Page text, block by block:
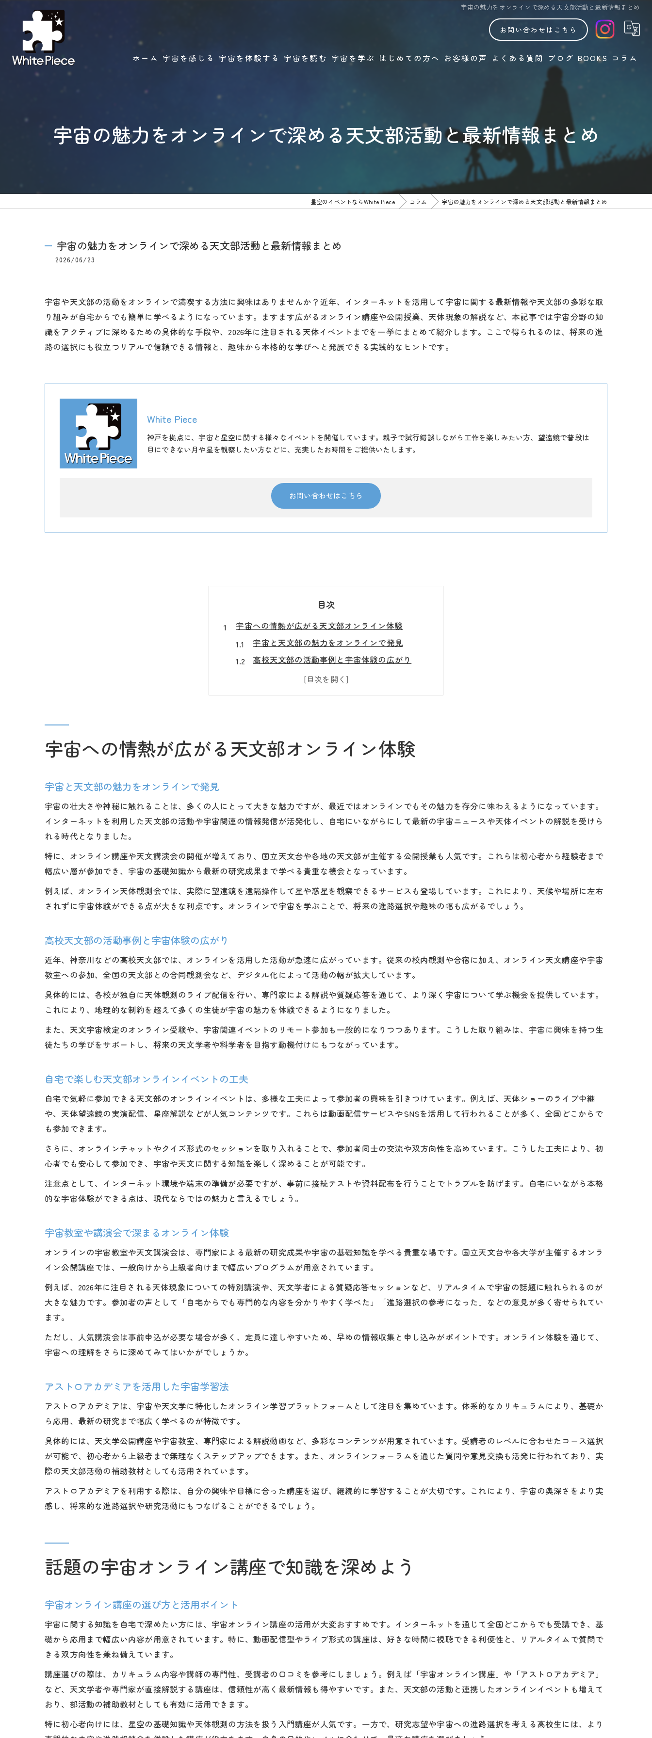
宇宙の魅力をオンラインで深める天文部活動と最新情報まとめ
お問い合わせはこちら
ホーム 宇宙を感じる 宇宙を体験する 宇宙を読む 宇宙を学ぶ はじめての方へ お客様の声 よくある質問 ブログ BOOKS コラム
宇宙の魅力をオンラインで深める天文部活動と最新情報まとめ
星空のイベントならWhite Piece コラム 宇宙の魅力をオンラインで深める天文部活動と最新情報まとめ
宇宙の魅力をオンラインで深める天文部活動と最新情報まとめ
2026/06/23
宇宙や天文部の活動をオンラインで満喫する方法に興味はありませんか？近年、インターネットを活用して宇宙に関する最新情報や天文部の多彩な取
り組みが自宅からでも簡単に学べるようになっています。ますます広がるオンライン講座や公開授業、天体現象の解説など、本記事では宇宙分野の知
識をアクティブに深めるための具体的な手段や、2026年に注目される天体イベントまでを一挙にまとめて紹介します。ここで得られるのは、将来の進
路の選択にも役立つリアルで信頼できる情報と、趣味から本格的な学びへと発展できる実践的なヒントです。
White Piece
神戸を拠点に、宇宙と星空に関する様々なイベントを開催しています。親子で試行錯誤しながら工作を楽しみたい方、望遠鏡で普段は
目にできない月や星を観察したい方などに、充実したお時間をご提供いたします。
お問い合わせはこちら
目次
宇宙への情熱が広がる天文部オンライン体験
宇宙と天文部の魅力をオンラインで発見
高校天文部の活動事例と宇宙体験の広がり
自宅で楽しむ天文部オンラインイベントの工夫
宇宙教室や講演会で深まるオンライン体験
宇宙オンライン講座の選び方と活用ポイント
天文学公開講座で広がる宇宙の知識
宇宙専門家によるアストロアカデミア活用法
自宅で学ぶ天文部の新しい形と宇宙イベント
天文部オンライン活動で宇宙を身近に
宇宙オンライン講座による継続学習のコツ
国立天文台の情報を家庭学習に活用
オンライン天文講座で宇宙を深く知る秘訣
アストロアカデミアの宇宙学習活用術
天文講演会で学ぶ宇宙最新トピック
宇宙オンライン講座と部活動の両立方法
進路選びに役立つ宇宙分野の最新情報まとめ
宇宙分野での進路選択に役立つポイント
高校天文部から宇宙分野へ進む道
公開講座や宇宙教室で未来を設計しよう
2026年話題の宇宙現象を事前にチェック
家庭で見たい天体イベントの楽しみ方
オンライン講座で宇宙現象を解説する方法
天文部活動と連動した観測計画の立て方
宇宙への情熱が広がる天文部オンライン体験
宇宙と天文部の魅力をオンラインで発見
宇宙の壮大さや神秘に触れることは、多くの人にとって大きな魅力ですが、最近ではオンラインでもその魅力を存分に味わえるようになっています。
インターネットを利用した天文部の活動や宇宙関連の情報発信が活発化し、自宅にいながらにして最新の宇宙ニュースや天体イベントの解説を受けら
れる時代となりました。
特に、オンライン講座や天文講演会の開催が増えており、国立天文台や各地の天文部が主催する公開授業も人気です。これらは初心者から経験者まで
幅広い層が参加でき、宇宙の基礎知識から最新の研究成果まで学べる貴重な機会となっています。
例えば、オンライン天体観測会では、実際に望遠鏡を遠隔操作して星や惑星を観察できるサービスも登場しています。これにより、天候や場所に左右
されずに宇宙体験ができる点が大きな利点です。オンラインで宇宙を学ぶことで、将来の進路選択や趣味の幅も広がるでしょう。
高校天文部の活動事例と宇宙体験の広がり
近年、神奈川などの高校天文部では、オンラインを活用した活動が急速に広がっています。従来の校内観測や合宿に加え、オンライン天文講座や宇宙
教室への参加、全国の天文部との合同観測会など、デジタル化によって活動の幅が拡大しています。
具体的には、各校が独自に天体観測のライブ配信を行い、専門家による解説や質疑応答を通じて、より深く宇宙について学ぶ機会を提供しています。
これにより、地理的な制約を超えて多くの生徒が宇宙の魅力を体験できるようになりました。
また、天文宇宙検定のオンライン受験や、宇宙関連イベントのリモート参加も一般的になりつつあります。こうした取り組みは、宇宙に興味を持つ生
徒たちの学びをサポートし、将来の天文学者や科学者を目指す動機付けにもつながっています。
自宅で楽しむ天文部オンラインイベントの工夫
自宅で気軽に参加できる天文部のオンラインイベントは、多様な工夫によって参加者の興味を引きつけています。例えば、天体ショーのライブ中継
や、天体望遠鏡の実演配信、星座解説などが人気コンテンツです。これらは動画配信サービスやSNSを活用して行われることが多く、全国どこからで
も参加できます。
さらに、オンラインチャットやクイズ形式のセッションを取り入れることで、参加者同士の交流や双方向性を高めています。こうした工夫により、初
心者でも安心して参加でき、宇宙や天文に関する知識を楽しく深めることが可能です。
注意点として、インターネット環境や端末の準備が必要ですが、事前に接続テストや資料配布を行うことでトラブルを防げます。自宅にいながら本格
的な宇宙体験ができる点は、現代ならではの魅力と言えるでしょう。
宇宙教室や講演会で深まるオンライン体験
オンラインの宇宙教室や天文講演会は、専門家による最新の研究成果や宇宙の基礎知識を学べる貴重な場です。国立天文台や各大学が主催するオンラ
イン公開講座では、一般向けから上級者向けまで幅広いプログラムが用意されています。
例えば、2026年に注目される天体現象についての特別講演や、天文学者による質疑応答セッションなど、リアルタイムで宇宙の話題に触れられるのが
大きな魅力です。参加者の声として「自宅からでも専門的な内容を分かりやすく学べた」「進路選択の参考になった」などの意見が多く寄せられてい
ます。
ただし、人気講演会は事前申込が必要な場合が多く、定員に達しやすいため、早めの情報収集と申し込みがポイントです。オンライン体験を通じて、
宇宙への理解をさらに深めてみてはいかがでしょうか。
アストロアカデミアを活用した宇宙学習法
アストロアカデミアは、宇宙や天文学に特化したオンライン学習プラットフォームとして注目を集めています。体系的なカリキュラムにより、基礎か
ら応用、最新の研究まで幅広く学べるのが特徴です。
具体的には、天文学公開講座や宇宙教室、専門家による解説動画など、多彩なコンテンツが用意されています。受講者のレベルに合わせたコース選択
が可能で、初心者から上級者まで無理なくステップアップできます。また、オンラインフォーラムを通じた質問や意見交換も活発に行われており、実
際の天文部活動の補助教材としても活用されています。
アストロアカデミアを利用する際は、自分の興味や目標に合った講座を選び、継続的に学習することが大切です。これにより、宇宙の奥深さをより実
感し、将来的な進路選択や研究活動にもつなげることができるでしょう。
話題の宇宙オンライン講座で知識を深めよう
宇宙オンライン講座の選び方と活用ポイント
宇宙に関する知識を自宅で深めたい方には、宇宙オンライン講座の活用が大変おすすめです。インターネットを通じて全国どこからでも受講でき、基
礎から応用まで幅広い内容が用意されています。特に、動画配信型やライブ形式の講座は、好きな時間に視聴できる利便性と、リアルタイムで質問で
きる双方向性を兼ね備えています。
講座選びの際は、カリキュラム内容や講師の専門性、受講者の口コミを参考にしましょう。例えば「宇宙オンライン講座」や「アストロアカデミア」
など、天文学者や専門家が直接解説する講座は、信頼性が高く最新情報も得やすいです。また、天文部の活動と連携したオンラインイベントも増えて
おり、部活動の補助教材としても有効に活用できます。
特に初心者向けには、星空の基礎知識や天体観測の方法を扱う入門講座が人気です。一方で、研究志望や宇宙への進路選択を考える高校生には、より